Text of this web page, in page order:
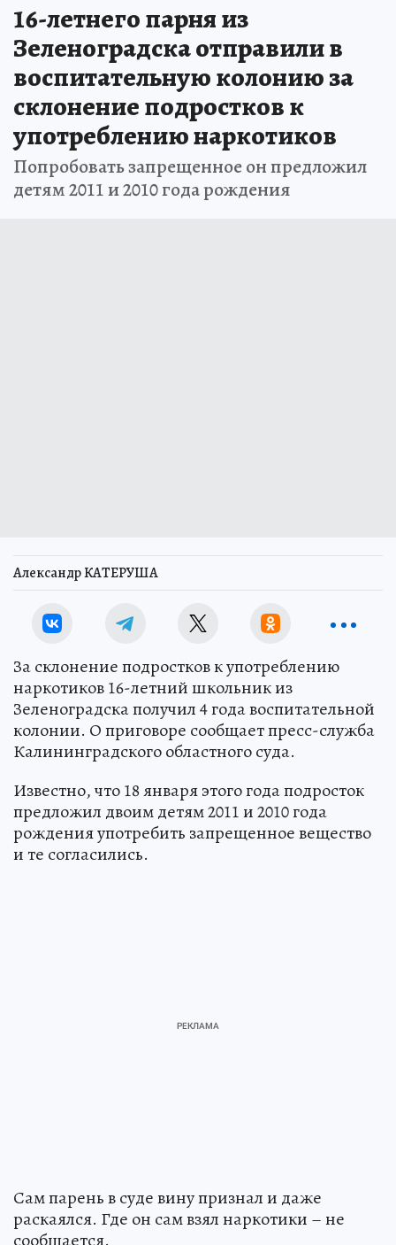
16-летнего парня из
Зеленоградска отправили в
воспитательную колонию за
склонение подростков к
употреблению наркотиков
Попробовать запрещенное он предложил
детям 2011 и 2010 года рождения
Александр КАТЕРУША
За склонение подростков к употреблению
наркотиков 16-летний школьник из
Зеленоградска получил 4 года воспитательной
колонии. О приговоре сообщает пресс-служба
Калининградского областного суда.
Известно, что 18 января этого года подросток
предложил двоим детям 2011 и 2010 года
рождения употребить запрещенное вещество
и те согласились.
Сам парень в суде вину признал и даже
раскаялся. Где он сам взял наркотики – не